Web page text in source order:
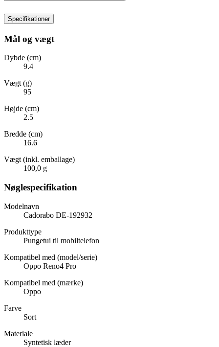
Specifikationer
Mål og vægt
Dybde (cm)
9.4
Vægt (g)
95
Højde (cm)
2.5
Bredde (cm)
16.6
Vægt (inkl. emballage)
100,0 g
Nøglespecifikation
Modelnavn
Cadorabo DE-192932
Produkttype
Pungetui til mobiltelefon
Kompatibel med (model/serie)
Oppo Reno4 Pro
Kompatibel med (mærke)
Oppo
Farve
Sort
Materiale
Syntetisk læder